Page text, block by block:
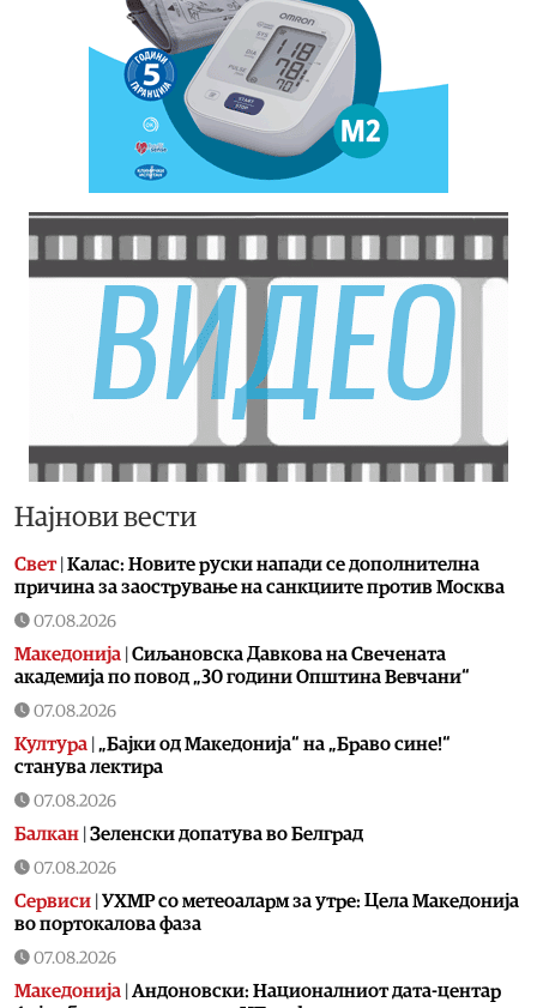
Најнови вести
Свет| Калас: Новите руски напади се дополнителна
причина за заострување на санкциите против Москва
07.08.2026
Македонија Сиљановска Давкова на Свечената
академија по повод „30 години Општина Вевчани“
07.08.2026
Култура „Бајки од Македонија“ на „Браво сине!“
станува лектира
07.08.2026
Балкан Зеленски допатува во Белград
07.08.2026
Сервиси УХМР со метеоаларм за утре: Цела Македонија
во портокалова фаза
07.08.2026
Македонија Андоновски: Националниот дата-центар